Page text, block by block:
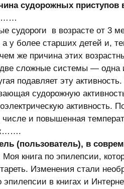
судорожных
……
в возрасте от 3
а у более старших детей и,
же причина этих
две сложные системы — одна
подавляет эту
судорожную
активность.
и повышенная
(пользователь), в
Моя книга по эпилепсии,
Изменения стали
в книгах и